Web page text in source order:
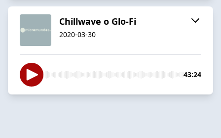
Chillwave o Glo-Fi
2020-03-30
43:24